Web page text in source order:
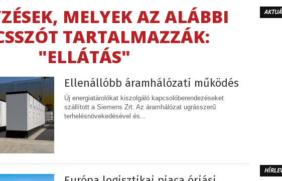
MELYEK AZ ALÁBBI
TARTALMAZZÁK:
"ELLÁTÁS"
Ellenállóbb áramhálózati működés
Új energiatárolókat kiszolgáló kapcsolóberendezéseket
szállított a Siemens Zrt. Az áramhálózat ugrásszerű
terhelésnövekedésével és...